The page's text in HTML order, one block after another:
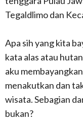
Tegaldlimo dan
Apa sih yang kita
kata alas atau
aku
menakutkan dan
wisata. Sebagian
bukan?